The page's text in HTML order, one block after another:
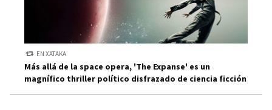
EN XATAKA
Más allá de la space opera, 'The Expanse' es un
magnífico thriller político disfrazado de ciencia ficción